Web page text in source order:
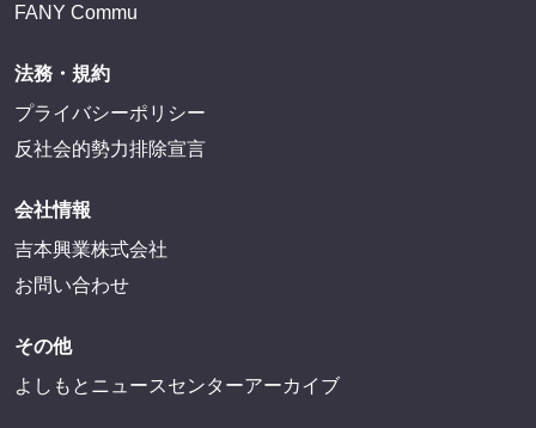
FANY Commu
法務・規約
プライバシーポリシー
反社会的勢力排除宣言
会社情報
吉本興業株式会社
お問い合わせ
その他
よしもとニュースセンターアーカイブ